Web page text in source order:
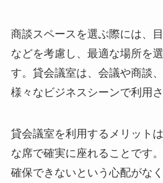
商談スペースを選ぶ際には、
などを考慮し、最適な場所を
す。貸会議室は、会議や商談
様々なビジネスシーンで利用さ
貸会議室を利用するメリット
な席で確実に座れることです
確保できないという心配がな